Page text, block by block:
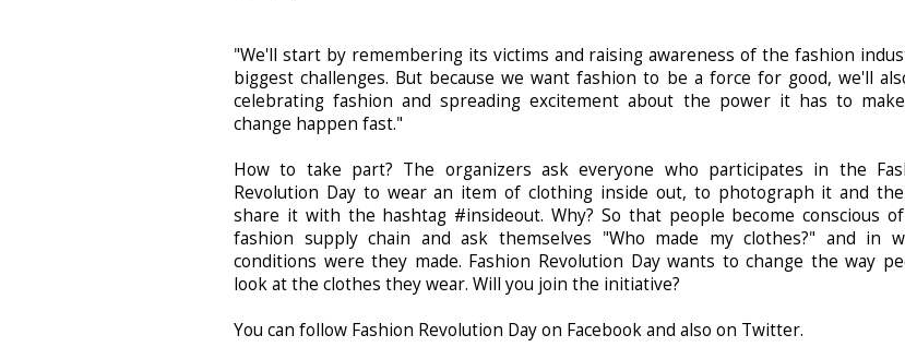
"We'll start by remembering its victims and raising awareness of the fashion
biggest challenges. But because we want fashion to be a force for good, we'll
celebrating fashion and spreading excitement about the power it has to
change happen fast."
How to take part? The organizers ask everyone who participates in the
Revolution Day to wear an item of clothing inside out, to photograph it and
share it with the hashtag #insideout. Why? So that people become conscious
fashion supply chain and ask themselves "Who made my clothes?" and in
conditions were they made. Fashion Revolution Day wants to change the way
look at the clothes they wear. Will you join the initiative?
You can follow Fashion Revolution Day on Facebookand also on Twitter.